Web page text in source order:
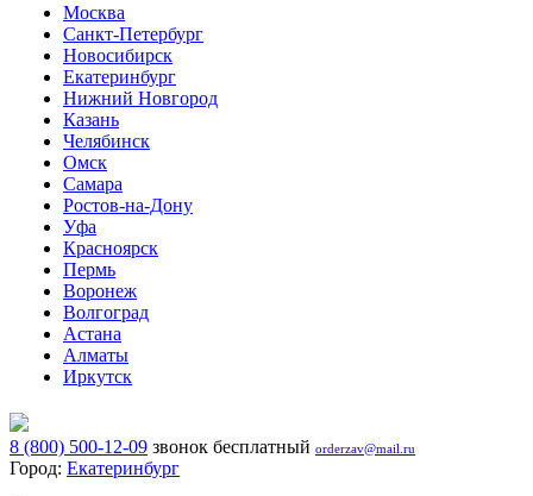
Москва
Санкт-Петербург
Новосибирск
Екатеринбург
Нижний Новгород
Казань
Челябинск
Омск
Самара
Ростов-на-Дону
Уфа
Красноярск
Пермь
Воронеж
Волгоград
Астана
Алматы
Иркутск
8 (800) 500-12-09 звонок бесплатный orderzav@mail.ru
Город: Екатеринбург